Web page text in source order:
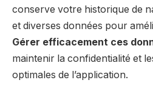
conserve votre historique de
et diverses données pour
Gérer efficacement ces
maintenir la confidentialité et
optimales de l’application.